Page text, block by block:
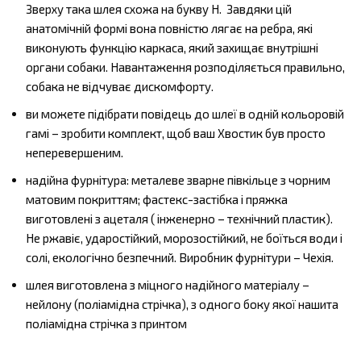
Зверху така шлея схожа на букву H. Завдяки цій
анатомічній формі вона повністю лягає на ребра, які
виконують функцію каркаса, який захищає внутрішні
органи собаки. Навантаження розподіляється правильно,
собака не відчуває дискомфорту.
ви можете підібрати повідець до шлеї в одній кольоровій
гамі – зробити комплект, щоб ваш Хвостик був просто
неперевершеним.
надійна фурнітура: металеве зварне півкільце з чорним
матовим покриттям; фастекс-застібка і пряжка
виготовлені з ацеталя ( інженерно – технічний пластик).
Не ржавіє, ударостійкий, морозостійкий, не боїться води і
солі, екологічно безпечний. Виробник фурнітури – Чехія.
шлея виготовлена з міцного надійного матеріалу –
нейлону (поліамідна стрічка), з одного боку якої нашита
поліамідна стрічка з принтом